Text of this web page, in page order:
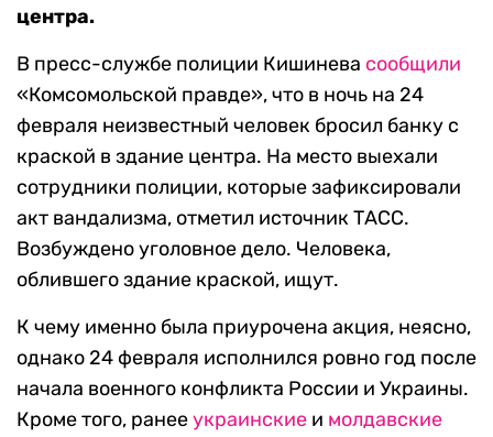
центра.
В пресс-службе полиции Кишинева сообщили
«Комсомольской правде», что в ночь на 24
февраля неизвестный человек бросил банку с
краской в здание центра. На место выехали
сотрудники полиции, которые зафиксировали
акт вандализма, отметил источник ТАСС.
Возбуждено уголовное дело. Человека,
облившего здание краской, ищут.
К чему именно была приурочена акция, неясно,
однако 24 февраля исполнился ровно год после
начала военного конфликта России и Украины.
Кроме того, ранееукраинские и молдавские